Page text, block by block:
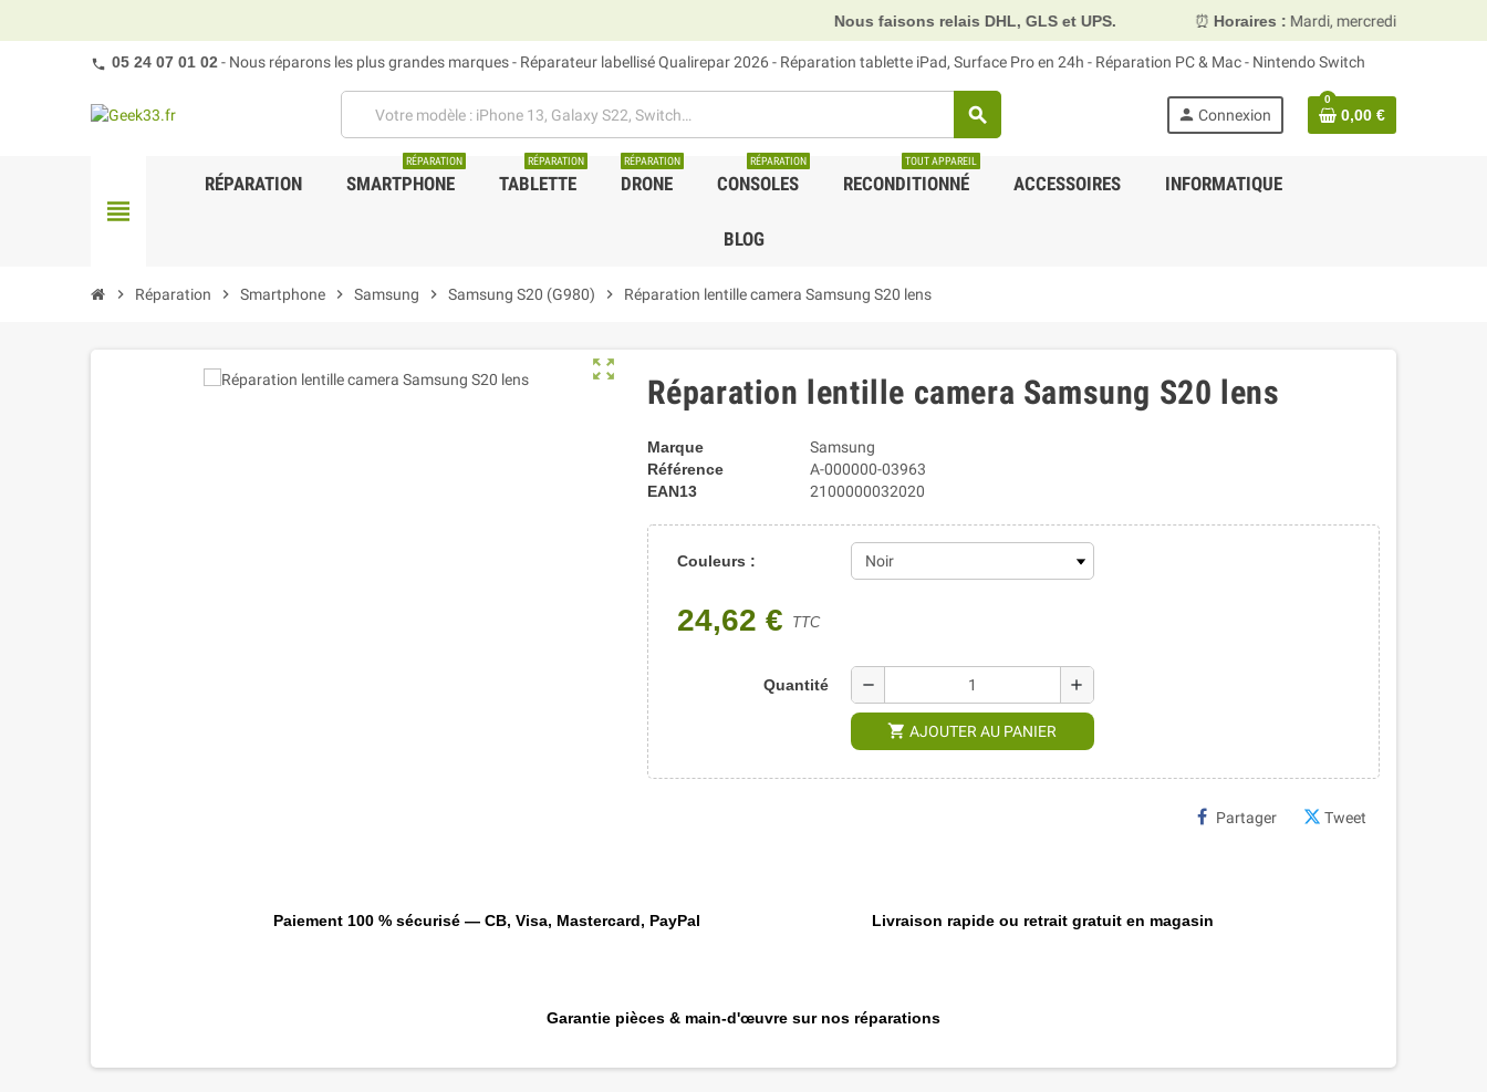
Nous faisons relais DHL, GLS et UPS. ⏰Horaires : Mardi, mercredi et vendredi 10h00–13h30 &
05 24 07 01 02- Nous réparons les plus grandes marques - Réparateur labellisé Qualirepar 2026 - Réparation tablette iPad, Surface Pro en 24h - Réparation PC & Mac - Nintendo Switch
search person Connexion
0
0,00 €
view_headline
RÉPARATION SMARTPHONE
RÉPARATION
TABLETTE
RÉPARATION
DRONE
RÉPARATION
CONSOLES
RÉPARATION
RECONDITIONNÉ
TOUT APPAREIL
ACCESSOIRES INFORMATIQUE
BLOG
chevron_right Réparation chevron_right Smartphone chevron_right Samsung chevron_right Samsung S20 (G980) chevron_right Réparation lentille camera Samsung S20 lens
zoom_out_map
Réparation lentille camera Samsung S20 lens
Marque
Samsung
Référence
A-000000-03963
EAN13
2100000032020
Couleurs :
24,62 € TTC
Quantité remove add
shopping_cart AJOUTER AU PANIER
Partager Tweet
Paiement 100 % sécurisé — CB, Visa, Mastercard, PayPal Livraison rapide ou retrait gratuit en magasin
Garantie pièces & main-d'œuvre sur nos réparations